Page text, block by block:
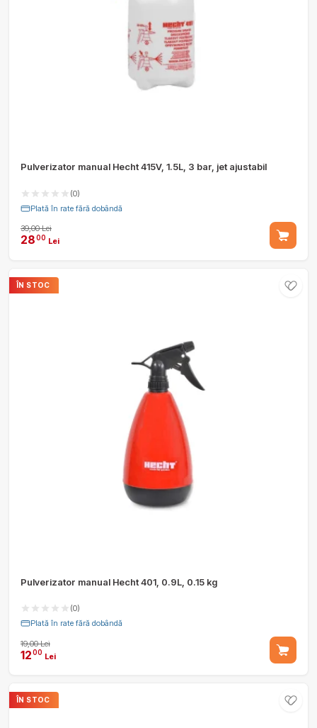
Pulverizator manual Hecht 415V, 1.5L, 3 bar, jet ajustabil
(0)
Plată în rate fără dobândă
39,00 Lei
2800 Lei
ÎN STOC
Pulverizator manual Hecht 401, 0.9L, 0.15 kg
(0)
Plată în rate fără dobândă
19,00 Lei
1200 Lei
ÎN STOC